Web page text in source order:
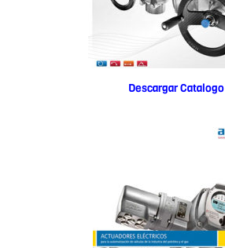
Descargar Catalogo